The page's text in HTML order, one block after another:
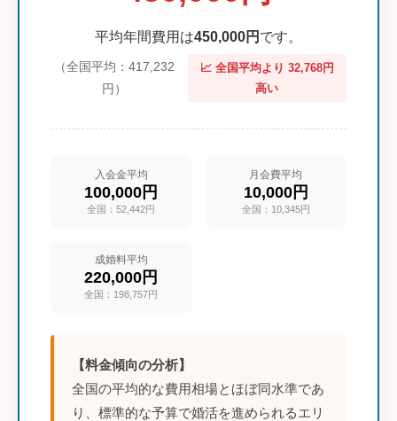
平均年間費用は450,000円 です。
（全国平均：417,232
円）
📈 全国平均より 32,768円
高い
入会金平均
100,000円
全国：52,442円
月会費平均
10,000円
全国：10,345円
成婚料平均
220,000円
全国：198,757円
【料金傾向の分析】
全国の平均的な費用相場とほぼ同水準であ
り、標準的な予算で婚活を進められるエリ